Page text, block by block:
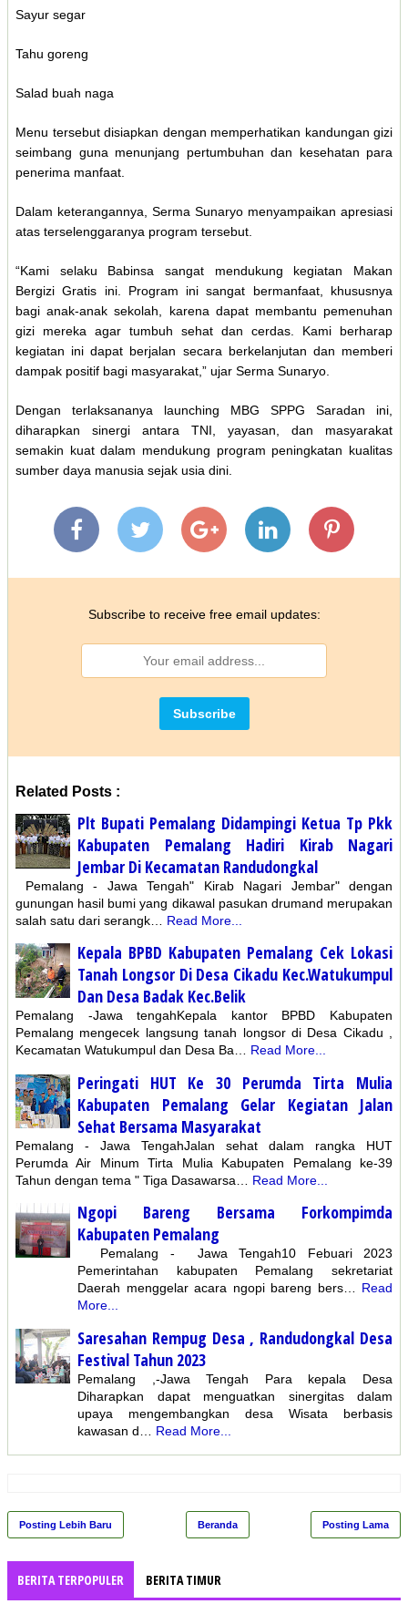
Sayur segar
Tahu goreng
Salad buah naga
Menu tersebut disiapkan dengan memperhatikan kandungan gizi
seimbang guna menunjang pertumbuhan dan kesehatan para
penerima manfaat.
Dalam keterangannya, Serma Sunaryo menyampaikan apresiasi
atas terselenggaranya program tersebut.
“Kami selaku Babinsa sangat mendukung kegiatan Makan
Bergizi Gratis ini. Program ini sangat bermanfaat, khususnya
bagi anak-anak sekolah, karena dapat membantu pemenuhan
gizi mereka agar tumbuh sehat dan cerdas. Kami berharap
kegiatan ini dapat berjalan secara berkelanjutan dan memberi
dampak positif bagi masyarakat,” ujar Serma Sunaryo.
Dengan terlaksananya launching MBG SPPG Saradan ini,
diharapkan sinergi antara TNI, yayasan, dan masyarakat
semakin kuat dalam mendukung program peningkatan kualitas
sumber daya manusia sejak usia dini.
Subscribe to receive free email updates:
Related Posts :
Plt Bupati Pemalang Didampingi Ketua Tp Pkk
Kabupaten Pemalang Hadiri Kirab Nagari
Jembar Di Kecamatan Randudongkal
Pemalang - Jawa Tengah" Kirab Nagari Jembar" dengan
gunungan hasil bumi yang dikawal pasukan drumand merupakan
salah satu dari serangk…
Read More...
Kepala BPBD Kabupaten Pemalang Cek Lokasi
Tanah Longsor Di Desa Cikadu Kec.Watukumpul
Dan Desa Badak Kec.Belik
Pemalang -Jawa tengahKepala kantor BPBD Kabupaten
Pemalang mengecek langsung tanah longsor di Desa Cikadu ,
Kecamatan Watukumpul dan Desa Ba… Read More...
Peringati HUT Ke 30 Perumda Tirta Mulia
Kabupaten Pemalang Gelar Kegiatan Jalan
Sehat Bersama Masyarakat
Pemalang - Jawa TengahJalan sehat dalam rangka HUT
Perumda Air Minum Tirta Mulia Kabupaten Pemalang ke-39
Tahun dengan tema " Tiga Dasawarsa…
Read More...
Ngopi Bareng Bersama Forkompimda
Kabupaten Pemalang
Pemalang - Jawa Tengah10 Febuari 2023
Pemerintahan kabupaten Pemalang sekretariat
Daerah menggelar acara ngopi bareng bers… Read
More...
Saresahan Rempug Desa , Randudongkal Desa
Festival Tahun 2023
Pemalang ,-Jawa Tengah Para kepala Desa
Diharapkan dapat menguatkan sinergitas dalam
upaya mengembangkan desa Wisata berbasis
kawasan d…
Read More...
Posting Lebih Baru Posting Lama
Beranda
BERITA TERPOPULER BERITA TIMUR